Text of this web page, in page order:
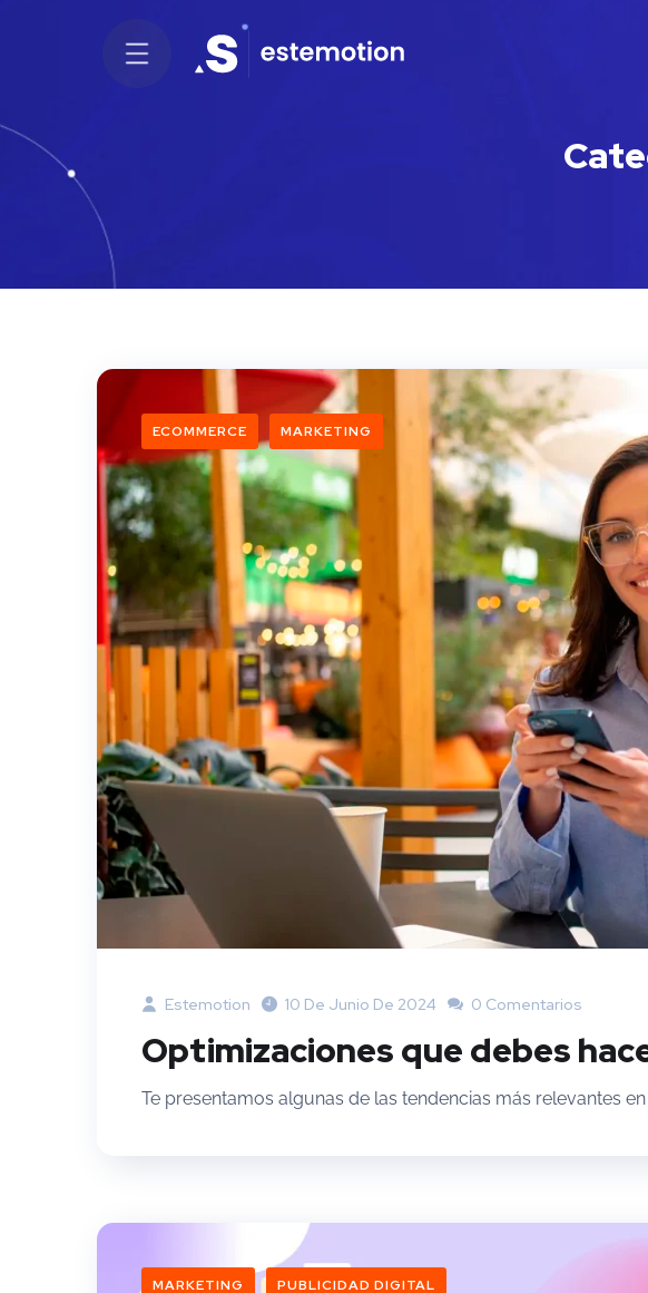
ECOMMERCE MARKETING
Estemotion 10 De Junio De 2024 0 Comentarios
Optimizaciones que debes
Te presentamos algunas de las tendencias más relevantes
MARKETING PUBLICIDAD DIGITAL